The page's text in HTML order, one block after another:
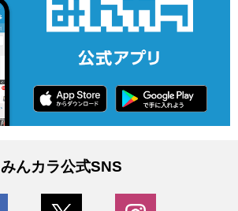
みんカラ公式SNS